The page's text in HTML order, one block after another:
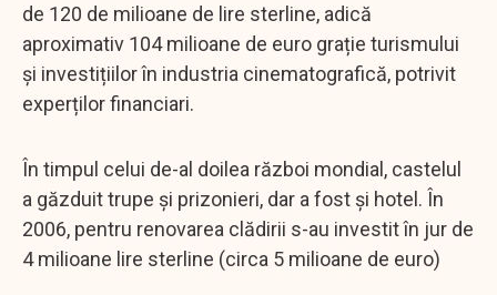
de 120 de milioane de lire sterline, adică
aproximativ 104 milioane de euro grație turismului
și investițiilor în industria cinematografică, potrivit
experților financiari.
În timpul celui de-al doilea război mondial, castelul
a găzduit trupe și prizonieri, dar a fost și hotel. În
2006, pentru renovarea clădirii s-au investit în jur de
4 milioane lire sterline (circa 5 milioane de euro)